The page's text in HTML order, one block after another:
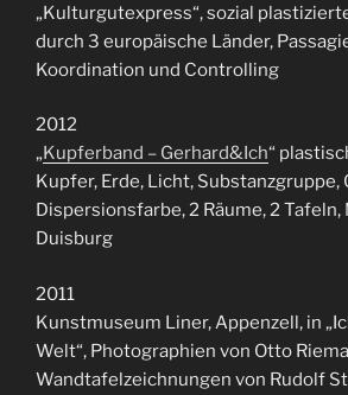
„Kulturgutexpress“, sozial
durch 3 europäische Länder,
Koordination und Controlling
2012
„Kupferband – Gerhard&Ich“
Kupfer, Erde, Licht, Substanzgruppe,
Dispersionsfarbe, 2 Räume, 2
Duisburg
2011
Kunstmuseum Liner, Appenzell, in
Welt“, Photographien von Otto
Wandtafelzeichnungen von Rudolf